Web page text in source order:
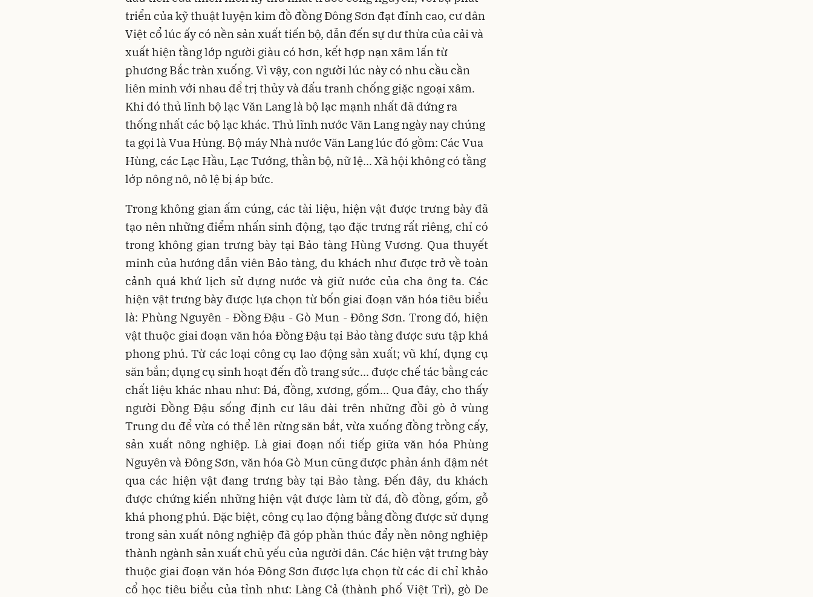
triển của kỹ thuật luyện kim đồ đồng Đông Sơn đạt đỉnh cao, cư dân
Việt cổ lúc ấy có nền sản xuất tiến bộ, dẫn đến sự dư thừa của cải và
xuất hiện tầng lớp người giàu có hơn, kết hợp nạn xâm lấn từ
phương Bắc tràn xuống. Vì vậy, con người lúc này có nhu cầu cần
liên minh với nhau để trị thủy và đấu tranh chống giặc ngoại xâm.
Khi đó thủ lĩnh bộ lạc Văn Lang là bộ lạc mạnh nhất đã đứng ra
thống nhất các bộ lạc khác. Thủ lĩnh nước Văn Lang ngày nay chúng
ta gọi là Vua Hùng. Bộ máy Nhà nước Văn Lang lúc đó gồm: Các Vua
Hùng, các Lạc Hầu, Lạc Tướng, thần bộ, nữ lệ... Xã hội không có tầng
lớp nông nô, nô lệ bị áp bức.
Trong không gian ấm cúng, các tài liệu, hiện vật được trưng bày đã
tạo nên những điểm nhấn sinh động, tạo đặc trưng rất riêng, chỉ có
trong không gian trưng bày tại Bảo tàng Hùng Vương. Qua thuyết
minh của hướng dẫn viên Bảo tàng, du khách như được trở về toàn
cảnh quá khứ lịch sử dựng nước và giữ nước của cha ông ta. Các
hiện vật trưng bày được lựa chọn từ bốn giai đoạn văn hóa tiêu biểu
là: Phùng Nguyên - Đồng Đậu - Gò Mun - Đông Sơn. Trong đó, hiện
vật thuộc giai đoạn văn hóa Đồng Đậu tại Bảo tàng được sưu tập khá
phong phú. Từ các loại công cụ lao động sản xuất; vũ khí, dụng cụ
săn bắn; dụng cụ sinh hoạt đến đồ trang sức... được chế tác bằng các
chất liệu khác nhau như: Đá, đồng, xương, gốm... Qua đây, cho thấy
người Đồng Đậu sống định cư lâu dài trên những đồi gò ở vùng
Trung du để vừa có thể lên rừng săn bắt, vừa xuống đồng trồng cấy,
sản xuất nông nghiệp. Là giai đoạn nối tiếp giữa văn hóa Phùng
Nguyên và Đông Sơn, văn hóa Gò Mun cũng được phản ánh đậm nét
qua các hiện vật đang trưng bày tại Bảo tàng. Đến đây, du khách
được chứng kiến những hiện vật được làm từ đá, đồ đồng, gốm, gỗ
khá phong phú. Đặc biệt, công cụ lao động bằng đồng được sử dụng
trong sản xuất nông nghiệp đã góp phần thúc đẩy nền nông nghiệp
thành ngành sản xuất chủ yếu của người dân. Các hiện vật trưng bày
thuộc giai đoạn văn hóa Đông Sơn được lựa chọn từ các di chỉ khảo
cổ học tiêu biểu của tỉnh như: Làng Cả (thành phố Việt Trì), gò De